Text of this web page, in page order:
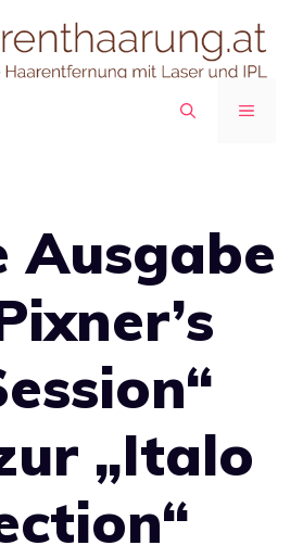
MENÜ
Ausgabe
„Italo